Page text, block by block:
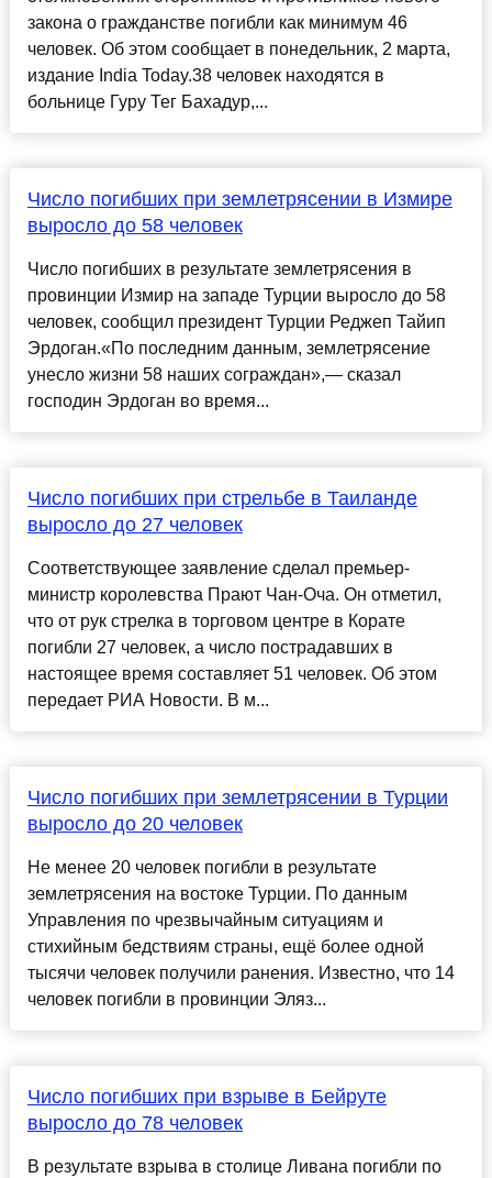
закона о гражданстве погибли как минимум 46
человек. Об этом сообщает в понедельник, 2 марта,
издание India Today.38 человек находятся в
больнице Гуру Тег Бахадур,...
Число погибших при землетрясении в Измире
выросло до 58 человек
Число погибших в результате землетрясения в
провинции Измир на западе Турции выросло до 58
человек, сообщил президент Турции Реджеп Тайип
Эрдоган.«По последним данным, землетрясение
унесло жизни 58 наших сограждан»,— сказал
господин Эрдоган во время...
Число погибших при стрельбе в Таиланде
выросло до 27 человек
Соответствующее заявление сделал премьер-
министр королевства Прают Чан-Оча. Он отметил,
что от рук стрелка в торговом центре в Корате
погибли 27 человек, а число пострадавших в
настоящее время составляет 51 человек. Об этом
передает РИА Новости. В м...
Число погибших при землетрясении в Турции
выросло до 20 человек
Не менее 20 человек погибли в результате
землетрясения на востоке Турции. По данным
Управления по чрезвычайным ситуациям и
стихийным бедствиям страны, ещё более одной
тысячи человек получили ранения. Известно, что 14
человек погибли в провинции Эляз...
Число погибших при взрыве в Бейруте
выросло до 78 человек
В результате взрыва в столице Ливана погибли по